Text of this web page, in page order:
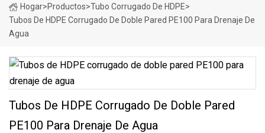
Hogar>Productos>Tubo Corrugado De HDPE>
Tubos De HDPE Corrugado De Doble Pared PE100 Para Drenaje De
Agua
Tubos De HDPE Corrugado De Doble Pared
PE100 Para Drenaje De Agua